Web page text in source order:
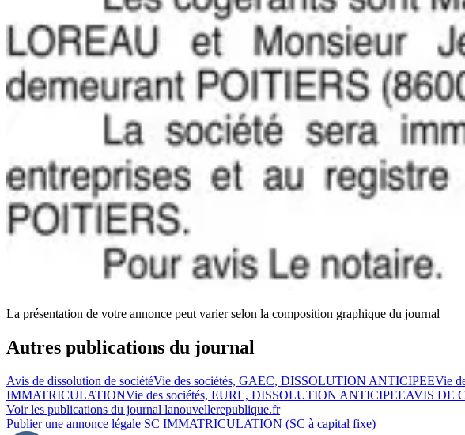
La présentation de votre annonce peut varier selon la composition graphique du journal
Autres publications du journal
Avis de dissolution de sociétéVie des sociétés, GAEC, DISSOLUTION ANTICIPEEVie
IMMATRICULATIONVie des sociétés, EURL, DISSOLUTION ANTICIPEEAVIS DE
Voir les publications du journal lanouvellerepublique.fr
Publier une annonce légale SC IMMATRICULATION (SC à capital fixe)